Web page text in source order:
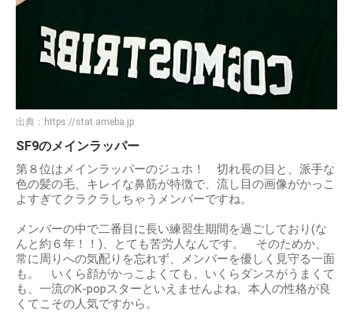
出典： https://stat.ameba.jp
SF9のメインラッパー
第８位はメインラッパーのジュホ！ 切れ長の目と、派手な
色の髪の毛、キレイな鼻筋が特徴で、流し目の画像がかっこ
よすぎてクラクラしちゃうメンバーですね。
メンバーの中で二番目に長い練習生期間を過ごしており(な
んと約６年！！)、とても苦労人なんです。 そのためか、
常に周りへの気配りを忘れず、メンバーを優しく見守る一面
も。 いくら顔がかっこよくても、いくらダンスがうまくて
も、一流のK-popスターといえませんよね、本人の性格が良
くてこその人気ですから。